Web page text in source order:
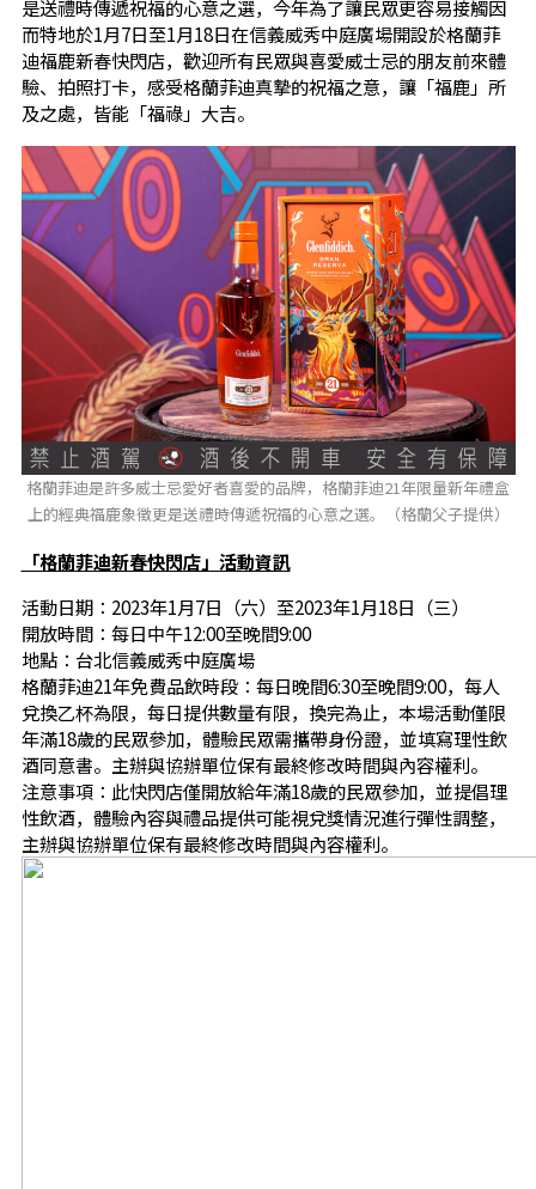
是送禮時傳遞祝福的心意之選，今年為了讓民眾更容易接觸因
而特地於1月7日至1月18日在信義威秀中庭廣場開設於格蘭菲
迪福鹿新春快閃店，歡迎所有民眾與喜愛威士忌的朋友前來體
驗、拍照打卡，感受格蘭菲迪真摯的祝福之意，讓「福鹿」所
及之處，皆能「福祿」大吉。
格蘭菲迪是許多威士忌愛好者喜愛的品牌，格蘭菲迪21年限量新年禮盒
上的經典福鹿象徵更是送禮時傳遞祝福的心意之選。（格蘭父子提供）
「格蘭菲迪新春快閃店」活動資訊
活動日期：2023年1月7日（六）至2023年1月18日（三）
開放時間：每日中午12:00至晚間9:00
地點：台北信義威秀中庭廣場
格蘭菲迪21年免費品飲時段：每日晚間6:30至晚間9:00，每人
兌換乙杯為限，每日提供數量有限，換完為止，本場活動僅限
年滿18歲的民眾參加，體驗民眾需攜帶身份證，並填寫理性飲
酒同意書。主辦與協辦單位保有最終修改時間與內容權利。
注意事項：此快閃店僅開放給年滿18歲的民眾參加，並提倡理
性飲酒，體驗內容與禮品提供可能視兌獎情況進行彈性調整，
主辦與協辦單位保有最終修改時間與內容權利。